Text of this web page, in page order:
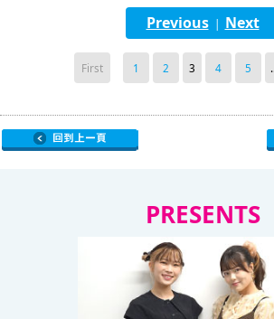
Previous| Next
First 1 2 3 4 5
PRESENTS